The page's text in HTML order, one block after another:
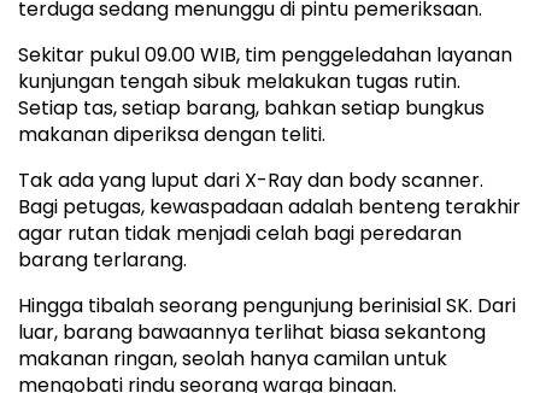
terduga sedang menunggu di pintu pemeriksaan.
Sekitar pukul 09.00 WIB, tim penggeledahan layanan
kunjungan tengah sibuk melakukan tugas rutin.
Setiap tas, setiap barang, bahkan setiap bungkus
makanan diperiksa dengan teliti.
Tak ada yang luput dari X-Ray dan body scanner.
Bagi petugas, kewaspadaan adalah benteng terakhir
agar rutan tidak menjadi celah bagi peredaran
barang terlarang.
Hingga tibalah seorang pengunjung berinisial SK. Dari
luar, barang bawaannya terlihat biasa sekantong
makanan ringan, seolah hanya camilan untuk
mengobati rindu seorang warga binaan.